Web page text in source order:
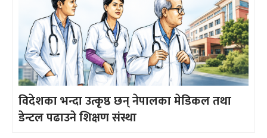
विदेशका भन्दा उत्कृष्ठ छन् नेपालका मेडिकल तथा
डेन्टल पढाउने शिक्षण संस्था